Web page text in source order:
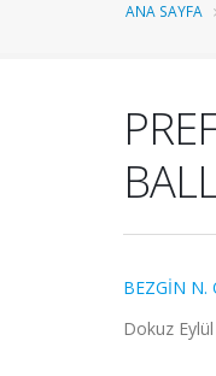
ANA SAYFA
BEZGİN N.
Dokuz